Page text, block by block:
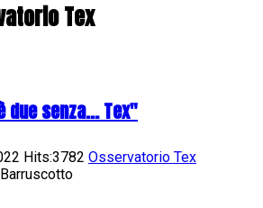
Tex
due senza... Tex"
Hits:3782 Osservatorio Tex